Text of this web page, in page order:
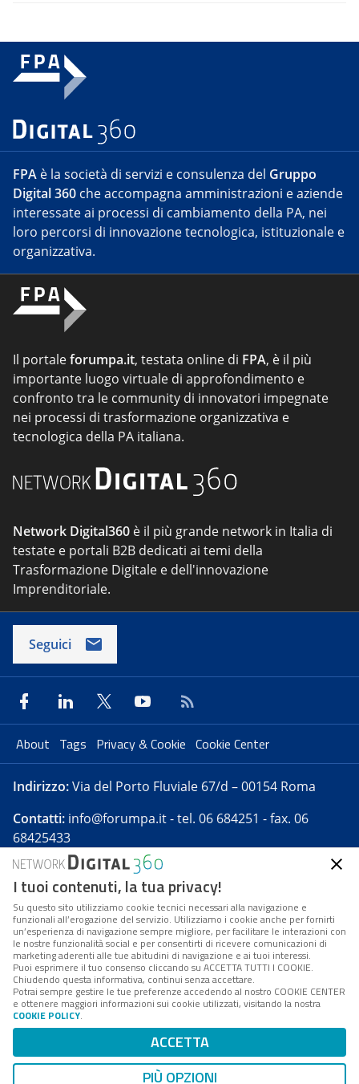
FPA è la società di servizi e consulenza del Gruppo
Digital 360 che accompagna amministrazioni e aziende
interessate ai processi di cambiamento della PA, nei
loro percorsi di innovazione tecnologica, istituzionale e
organizzativa.
Il portaleforumpa.it, testata online di FPA, è il più
importante luogo virtuale di approfondimento e
confronto tra le community di innovatori impegnate
nei processi di trasformazione organizzativa e
tecnologica della PA italiana.
Network Digital360 è il più grande network in Italia di
testate e portali B2B dedicati ai temi della
Trasformazione Digitale e dell'innovazione
Imprenditoriale.
Seguici
About Tags Privacy & Cookie Cookie Center
Indirizzo:Via del Porto Fluviale 67/d – 00154 Roma
Contatti: info@forumpa.it- tel. 06 684251 - fax. 06
68425433
Forumpa.itè una pubblicazione telematica iscritta
presso Registro della stampa del Tribunale di Roma -
Reg. n. 182 del 2 maggio 2008 - Direttore resp. Michela
Stentella
FPA s.r.l. è società soggetta a Direzione e
Coordinamento da parte di Digital360 S.p.A. - FPA s.r.l.
è un'azienda certificata per il sistema di management
Codice Fiscale/Partita IVA n. 10693191008 - R.E.A. Roma
n. 1249791. ISP AWS
Mappa del sito
I tuoi contenuti, la tua privacy!
Su questo sito utilizziamo cookie tecnici necessari alla navigazione e
funzionali all’erogazione del servizio. Utilizziamo i cookie anche per fornirti
un’esperienza di navigazione sempre migliore, per facilitare le interazioni con
le nostre funzionalità social e per consentirti di ricevere comunicazioni di
marketing aderenti alle tue abitudini di navigazione e ai tuoi interessi.
Puoi esprimere il tuo consenso cliccando su ACCETTA TUTTI I COOKIE.
Chiudendo questa informativa, continui senza accettare.
Potrai sempre gestire le tue preferenze accedendo al nostro COOKIE CENTER
e ottenere maggiori informazioni sui cookie utilizzati, visitando la nostra
COOKIE POLICY.
ACCETTA
PIÙ OPZIONI